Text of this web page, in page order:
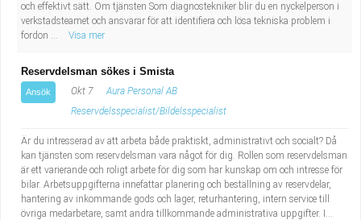
och effektivt sätt. Om tjänsten Som diagnostekniker blir du en nyckelperson i
verkstadsteamet och ansvarar för att identifiera och lösa tekniska problem i
fordon ...
Visa mer
Reservdelsman sökes i Smista
Ansök Okt 7
Aura Personal AB
Reservdelsspecialist/Bildelsspecialist
Är du intresserad av att arbeta både praktiskt, administrativt och socialt? Då
kan tjänsten som reservdelsman vara något för dig. Rollen som reservdelsman
är ett varierande och roligt arbete för dig som har kunskap om och intresse för
bilar. Arbetsuppgifterna innefattar planering och beställning av reservdelar,
hantering av inkommande gods och lager, returhantering, intern service till
övriga medarbetare, samt andra tillkommande administrativa uppgifter. I...